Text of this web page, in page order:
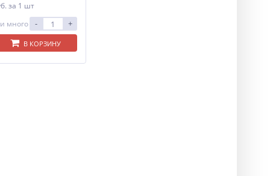
за 1 шт
много
- +
В КОРЗИНУ